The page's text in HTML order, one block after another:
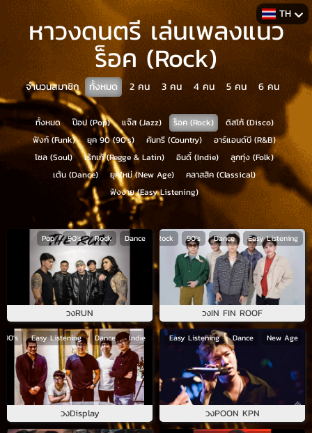
TH
หาวงดนตรี เล่นเพลงแนว
ร็อค (Rock)
จำนวนสมาชิก ทั้งหมด 2 คน 3 คน 4 คน 5 คน 6 คน
ทั้งหมด ป๊อป (Pop) แจ๊ส (Jazz) ร็อค (Rock)
ดิสโก้ (Disco)
ฟังก์ (Funk)
ยุค 90 (90's) คันทรี (Country)
อาร์แอนด์บี (R&B)
โซล (Soul)
เร้กเก้ (Regge & Latin) อินดี้ (Indie)
ลูกทุ่ง (Folk)
เต้น (Dance)
ยุคใหม่ (New Age)
คลาสสิค (Classical)
ฟังง่าย (Easy Listening)
Pop 90's Rock Dance
วงRUN
Pop Rock 90's Dance Easy Listening
วงIN FIN ROOF
90's Easy Listening Dance Indie
วงDisplay
Pop 90's Rock Easy Listening Dance New Age
วงPOON KPN